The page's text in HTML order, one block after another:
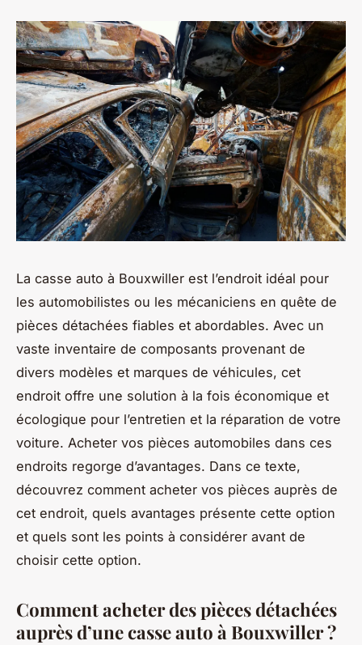
La casse auto à Bouxwiller est l’endroit idéal pour
les automobilistes ou les mécaniciens en quête de
pièces détachées fiables et abordables. Avec un
vaste inventaire de composants provenant de
divers modèles et marques de véhicules, cet
endroit offre une solution à la fois économique et
écologique pour l’entretien et la réparation de votre
voiture. Acheter vos pièces automobiles dans ces
endroits regorge d’avantages. Dans ce texte,
découvrez comment acheter vos pièces auprès de
cet endroit, quels avantages présente cette option
et quels sont les points à considérer avant de
choisir cette option.
Comment acheter des pièces détachées
auprès d’une casse auto à Bouxwiller ?